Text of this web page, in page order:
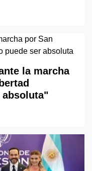
la marcha
absoluta"